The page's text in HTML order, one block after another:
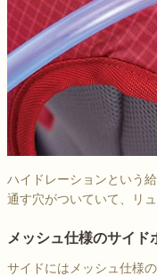
ハイドレーションという
通す穴がついていて、リ
メッシュ仕様のサイド
サイドにはメッシュ仕様